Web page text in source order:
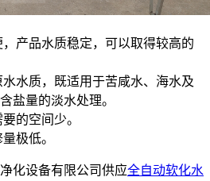
产品水质稳定，可以取得较高的
水质，既适用于苦咸水、海水及
盐量的淡水处理。
的空间少。
极低。
化设备有限公司供应全自动软化水